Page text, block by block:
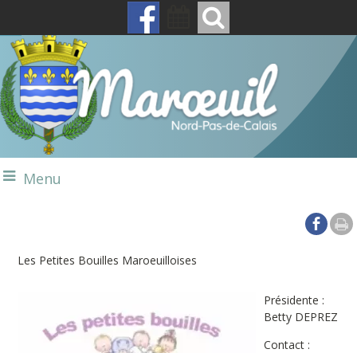
Menu
Les Petites Bouilles Maroeuilloises
Présidente :
Betty DEPREZ
Contact :